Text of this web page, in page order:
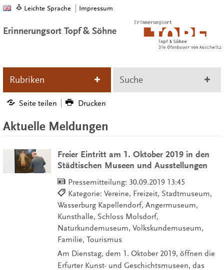
Leichte Sprache Impressum
Erinnerungsort Topf & Söhne
Rubriken Suche
Seite teilen Drucken
Aktuelle Meldungen
Freier Eintritt am 1. Oktober 2019 in den
Städtischen Museen und Ausstellungen
Pressemitteilung: 30.09.2019 13:45
Kategorie: Vereine, Freizeit, Stadtmuseum,
Wasserburg Kapellendorf, Angermuseum,
Kunsthalle, Schloss Molsdorf,
Naturkundemuseum, Volkskundemuseum,
Familie, Tourismus
Am Dienstag, dem 1. Oktober 2019, öffnen die
Erfurter Kunst- und Geschichtsmuseen, das